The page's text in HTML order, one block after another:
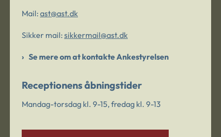
Mail: ast@ast.dk
Sikker mail: sikkermail@ast.dk
Se mere om at kontakte Ankestyrelsen
Receptionens åbningstider
Mandag-torsdag kl. 9-15, fredag kl. 9-13